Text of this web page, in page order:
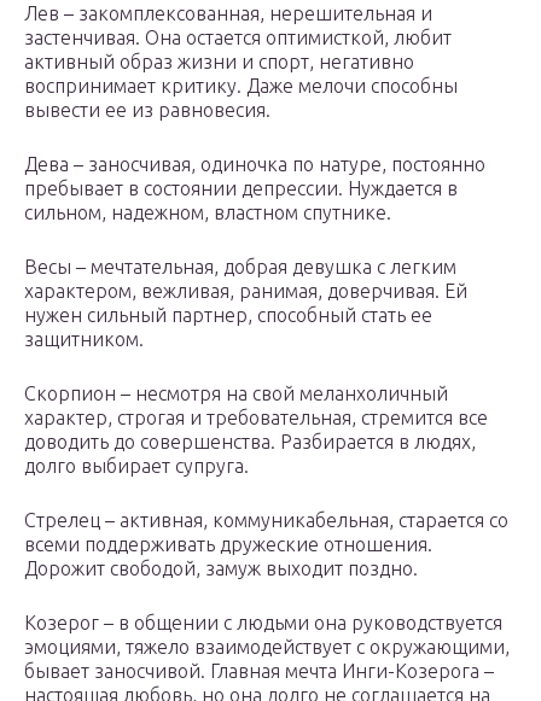
Лев – закомплексованная, нерешительная и
застенчивая. Она остается оптимисткой, любит
активный образ жизни и спорт, негативно
воспринимает критику. Даже мелочи способны
вывести ее из равновесия.
Дева – заносчивая, одиночка по натуре, постоянно
пребывает в состоянии депрессии. Нуждается в
сильном, надежном, властном спутнике.
Весы – мечтательная, добрая девушка с легким
характером, вежливая, ранимая, доверчивая. Ей
нужен сильный партнер, способный стать ее
защитником.
Скорпион – несмотря на свой меланхоличный
характер, строгая и требовательная, стремится все
доводить до совершенства. Разбирается в людях,
долго выбирает супруга.
Стрелец – активная, коммуникабельная, старается со
всеми поддерживать дружеские отношения.
Дорожит свободой, замуж выходит поздно.
Козерог – в общении с людьми она руководствуется
эмоциями, тяжело взаимодействует с окружающими,
бывает заносчивой. Главная мечта Инги-Козерога –
настоящая любовь, но она долго не соглашается на